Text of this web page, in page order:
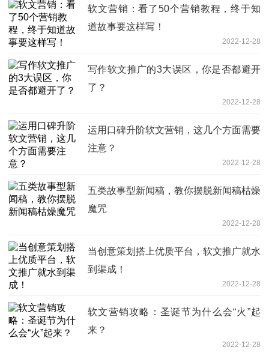
软文营销：看了50个营销教程，终于知
道故事要这样写！
2022-12-28
写作软文推广的3大误区，你是否都避开
了？
2022-12-28
运用口碑升阶软文营销，这几个方面需要
注意？
2022-12-28
五类故事型新闻稿，教你摆脱新闻稿枯燥
魔咒
2022-12-28
当创意策划搭上优质平台，软文推广就水
到渠成！
2022-12-28
软文营销攻略：圣诞节为什么会“火”起
来？
2022-12-28